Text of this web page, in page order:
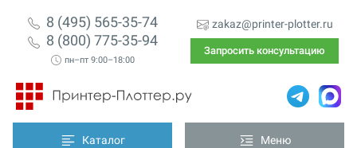
8 (495) 565-35-74
8 (800) 775-35-94
пн–пт 9:00–18:00
zakaz@printer-plotter.ru
Запросить консультацию
Каталог Меню